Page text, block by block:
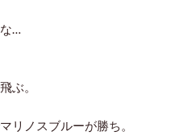
…
ぶ。
リノスブルーが勝ち。